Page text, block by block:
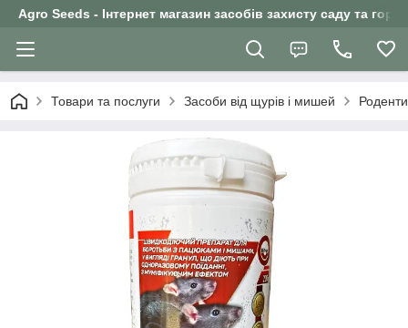
Agro Seeds - Інтернет магазин засобів захисту саду та
Товари та послуги Засоби від щурів і мишей